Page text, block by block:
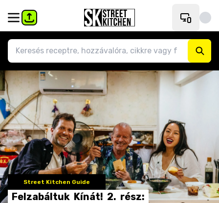
Street Kitchen Guide
Felzabáltuk Kínát! 2. rész: